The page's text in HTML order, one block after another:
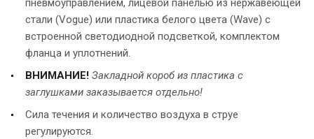
пневмоуправлением, лицевой панелью из нержавеющей
стали (Vogue) или пластика белого цвета (Wave) с
встроенной светодиодной подсветкой, комплектом
фланца и уплотнений.
ВНИМАНИЕ! Закладной короб из пластика с
заглушками заказывается отдельно!
Сила течения и количество воздуха в струе
регулируются.